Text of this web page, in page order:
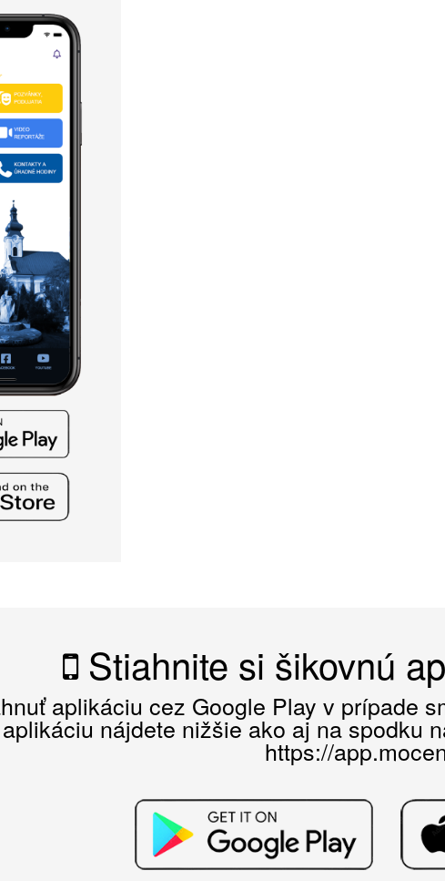
Stiahnite si šikovnú
aplikáciu cez Google Play v prípade
nájdete nižšie ako aj na spodku
https://